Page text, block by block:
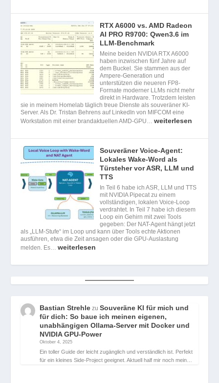
RTX A6000 vs. AMD Radeon
AI PRO R9700: Qwen3.6 im
LLM-Benchmark
Meine beiden NVIDIA RTX A6000
haben inzwischen fünf Jahre auf
dem Buckel. Sie stammen aus der
Ampere-Generation und
unterstützen die neueren FP8-
Formate moderner LLMs nicht mehr
direkt in Hardware. Trotzdem leisten
sie in meinem Homelab täglich treue Dienste als souveräner KI-
Server. Als Dr. Tristan Behrens auf LinkedIn von MIFCOM eine
Workstation mit einer brandaktuellen AMD-GPU…weiterlesen
Souveräner Voice-Agent:
Lokales Wake-Word als
Türsteher vor ASR, LLM und
TTS
In Teil 6 habe ich ASR, LLM und TTS
mit NVIDIA Pipecat zu einem
vollständigen, lokalen Voice-Loop
verdrahtet. In Teil 7 habe ich diesem
Loop ein Gehirn mit zwei Tools
gegeben: Der NAT-Agent hängt jetzt
als „LLM-Stufe“ im Loop und kann über Tools echte Aktionen
ausführen, etwa die Zeit ansagen oder die GPU-Auslastung
melden. Es…weiterlesen
Bastian Strehle zuSouveräne KI für mich und
für dich: So baue ich meinen eigenen,
unabhängigen Ollama-Server mit Docker und
NVIDIA GPU-Power
Oktober 4, 2025
Ein toller Guide der leicht zugänglich und verständlich ist. Perfekt
für ein kleines Side-Project geeignet. Aktuell half mir noch mein…